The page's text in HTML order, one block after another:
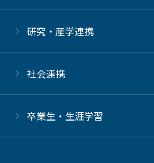
研究・産学連携
社会連携
卒業生・生涯学習